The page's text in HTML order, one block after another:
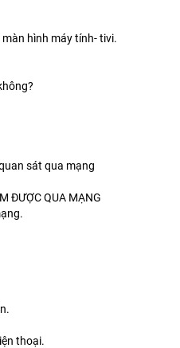
hình máy tính- tivi.
sát qua mạng
ĐƯỢC QUA MẠNG
thoại.